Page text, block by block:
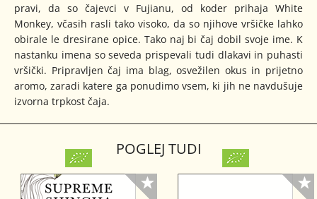
pravi, da so čajevci v Fujianu, od koder prihaja White
Monkey, včasih rasli tako visoko, da so njihove vršičke lahko
obirale le dresirane opice. Tako naj bi čaj dobil svoje ime. K
nastanku imena so seveda prispevali tudi dlakavi in puhasti
vršički. Pripravljen čaj ima blag, osvežilen okus in prijetno
aromo, zaradi katere ga ponudimo vsem, ki jih ne navdušuje
izvorna trpkost čaja.
POGLEJ TUDI